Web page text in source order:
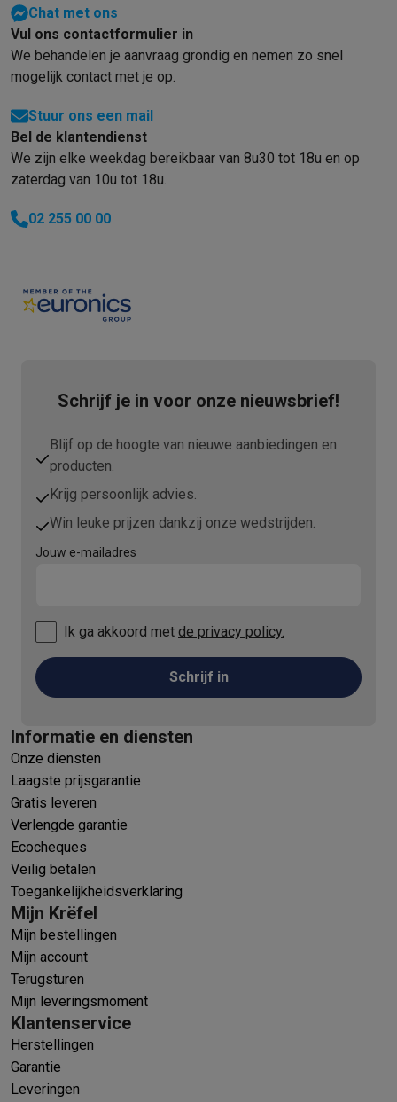
Chat met ons
Vul ons contactformulier in
We behandelen je aanvraag grondig en nemen zo snel
mogelijk contact met je op.
Stuur ons een mail
Bel de klantendienst
We zijn elke weekdag bereikbaar van 8u30 tot 18u en op
zaterdag van 10u tot 18u.
02 255 00 00
Schrijf je in voor onze nieuwsbrief!
Blijf op de hoogte van nieuwe aanbiedingen en
producten.
Krijg persoonlijk advies.
Win leuke prijzen dankzij onze wedstrijden.
Jouw e-mailadres
Ik ga akkoord met de privacy policy.
Schrijf in
Informatie en diensten
Onze diensten
Laagste prijsgarantie
Gratis leveren
Verlengde garantie
Ecocheques
Veilig betalen
Toegankelijkheidsverklaring
Mijn Krëfel
Mijn bestellingen
Mijn account
Terugsturen
Mijn leveringsmoment
Klantenservice
Herstellingen
Garantie
Leveringen